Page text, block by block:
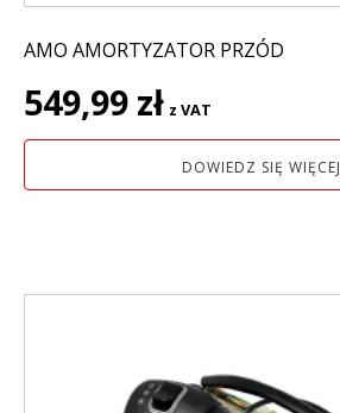
AMO AMORTYZATOR PRZÓD
549,99 zł z VAT
DOWIEDZ SIĘ WIĘCEJ